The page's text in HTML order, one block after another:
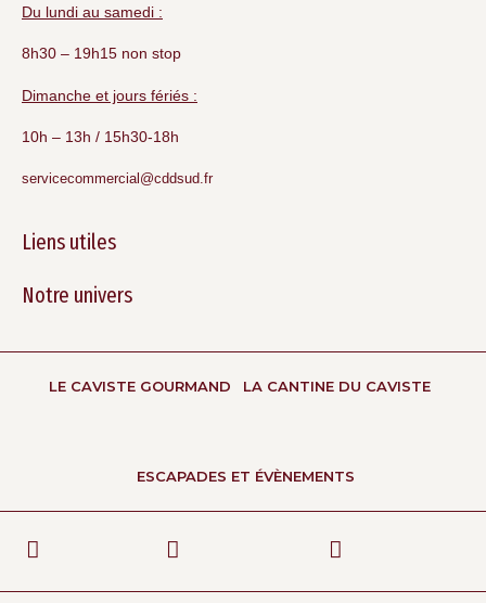
Du lundi au samedi :
8h30 – 19h15 non stop
Dimanche et jours fériés :
10h – 13h / 15h30-18h
servicecommercial@cddsud.fr
Liens utiles
Notre univers
LE CAVISTE GOURMAND LA CANTINE DU CAVISTE
ESCAPADES ET ÉVÈNEMENTS